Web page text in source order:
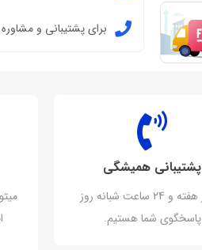
برای پشتیبانی و مشاوره
پشتیبانی همیشگی
7 روز هفته و 24 ساعت شبانه روز
پاسخگوی شما هستیم.